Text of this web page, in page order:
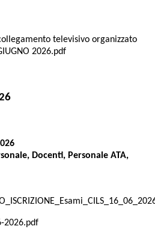
televisivo organizzato
2026.pdf
Docenti, Personale ATA,
2026.pdf